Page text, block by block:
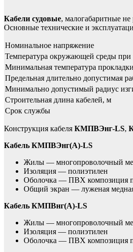
Кабели судовые, малогабаритные
Основные технические и
Номинальное напряжение
Температура окружающей среды при
Минимальная температура
Предельная длительно допустимая
Минимально допустимый радиус
Строительная длина кабелей, м
Срок службы
Конструкция кабеля КМПВЭнг-LS,
Кабель КМПВЭнг(А)-LS
Жилы — многопроволочный
Изоляция — полиэтилен
Оболочка — ПВХ композиция
Общий экран — луженая
Кабель КМПВнг(А)-LS
Жилы — многопроволочный
Изоляция — полиэтилен
Оболочка — ПВХ композиция